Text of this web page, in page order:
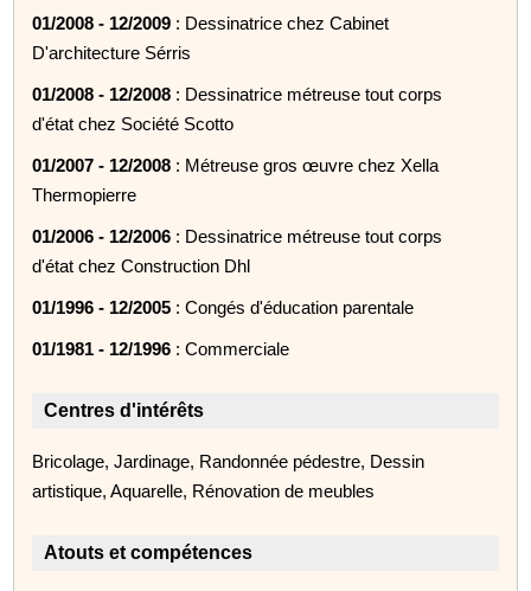
01/2008 - 12/2009 : Dessinatrice chez Cabinet
D'architecture Sérris
01/2008 - 12/2008 : Dessinatrice métreuse tout corps
d'état chez Société Scotto
01/2007 - 12/2008 : Métreuse gros œuvre chez Xella
Thermopierre
01/2006 - 12/2006 : Dessinatrice métreuse tout corps
d'état chez Construction Dhl
01/1996 - 12/2005 : Congés d'éducation parentale
01/1981 - 12/1996 : Commerciale
Centres d'intérêts
Bricolage, Jardinage, Randonnée pédestre, Dessin
artistique, Aquarelle, Rénovation de meubles
Atouts et compétences